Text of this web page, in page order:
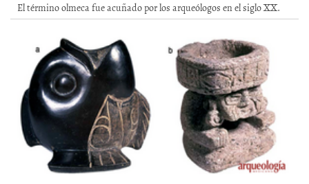
El término olmeca fue acuñado por los arqueólogos en el siglo XX.